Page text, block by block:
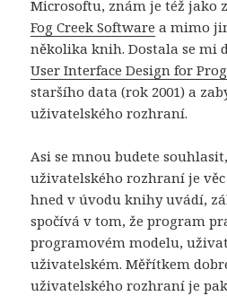
Microsoftu, znám je též jako
Fog Creek Software a mimo
několika knih. Dostala se mi
User Interface Design for
staršího data (rok 2001) a
uživatelského rozhraní.
Asi se mnou budete
uživatelského rozhraní je věc
hned v úvodu knihy uvádí,
spočívá v tom, že program
programovém modelu,
uživatelském. Měřítkem
uživatelského rozhraní je